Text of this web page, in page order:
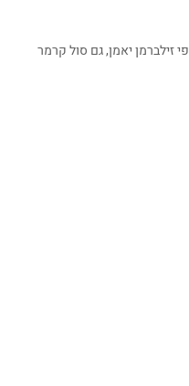
יאמן, גם סול קרמר,